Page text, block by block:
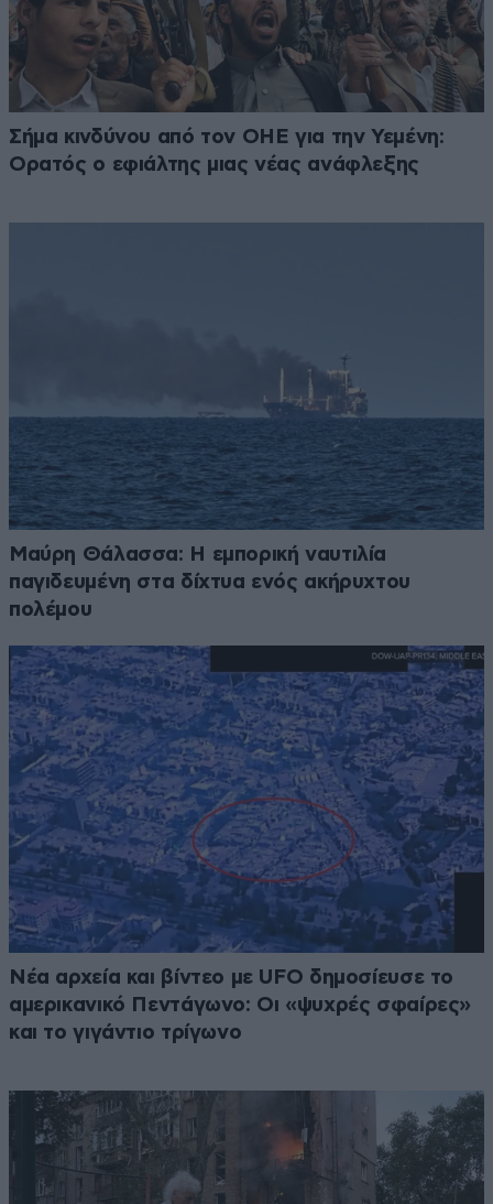
Σήμα κινδύνου από τον ΟΗΕ για την Υεμένη:
Ορατός ο εφιάλτης μιας νέας ανάφλεξης
Μαύρη Θάλασσα: Η εμπορική ναυτιλία
παγιδευμένη στα δίχτυα ενός ακήρυχτου
πολέμου
Νέα αρχεία και βίντεο με UFO δημοσίευσε το
αμερικανικό Πεντάγωνο: Οι «ψυχρές σφαίρες»
και το γιγάντιο τρίγωνο